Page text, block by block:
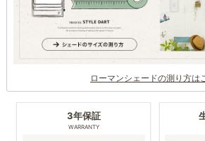
ローマンシェードの測り方は
3年保証
WARRANTY